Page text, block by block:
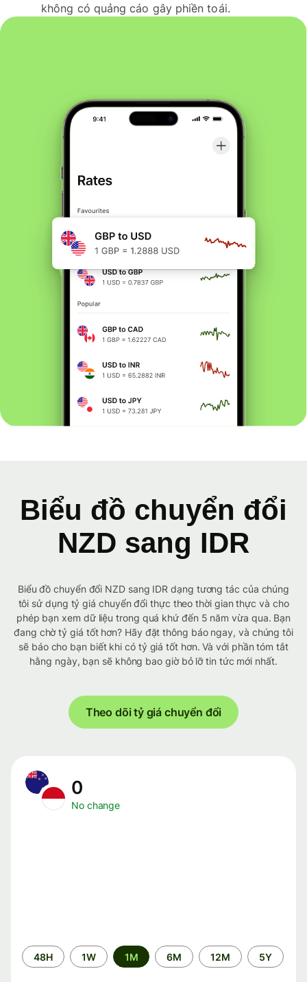
không có quảng cáo gây phiền toái.
Biểu đồ chuyển đổi
NZD sang IDR
Biểu đồ chuyển đổi NZD sang IDR dạng tương tác của chúng
tôi sử dụng tỷ giá chuyển đổi thực theo thời gian thực và cho
phép bạn xem dữ liệu trong quá khứ đến 5 năm vừa qua. Bạn
đang chờ tỷ giá tốt hơn? Hãy đặt thông báo ngay, và chúng tôi
sẽ báo cho bạn biết khi có tỷ giá tốt hơn. Và với phần tóm tắt
hằng ngày, bạn sẽ không bao giờ bỏ lỡ tin tức mới nhất.
Theo dõi tỷ giá chuyển đổi
0
No change
Time
period
48H 1W 1M 6M 12M 5Y